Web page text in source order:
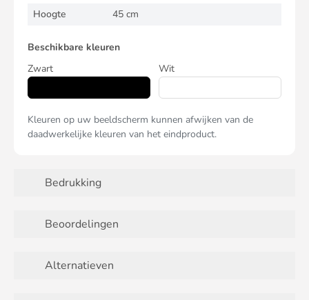
Hoogte
45 cm
Beschikbare kleuren
Zwart
Wit
Kleuren op uw beeldscherm kunnen afwijken van de
daadwerkelijke kleuren van het eindproduct.
Bedrukking
Beoordelingen
Alternatieven